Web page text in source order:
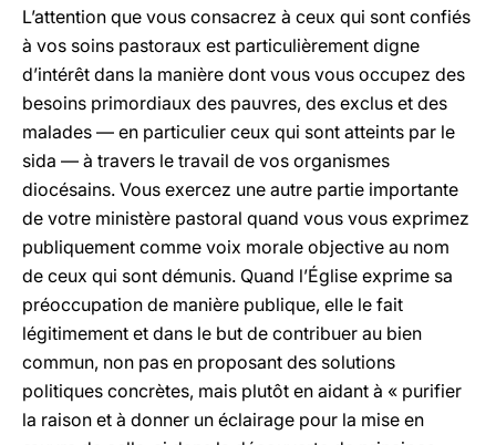
L’attention que vous consacrez à ceux qui sont confiés
à vos soins pastoraux est particulièrement digne
d’intérêt dans la manière dont vous vous occupez des
besoins primordiaux des pauvres, des exclus et des
malades — en particulier ceux qui sont atteints par le
sida — à travers le travail de vos organismes
diocésains. Vous exercez une autre partie importante
de votre ministère pastoral quand vous vous exprimez
publiquement comme voix morale objective au nom
de ceux qui sont démunis. Quand l’Église exprime sa
préoccupation de manière publique, elle le fait
légitimement et dans le but de contribuer au bien
commun, non pas en proposant des solutions
politiques concrètes, mais plutôt en aidant à « purifier
la raison et à donner un éclairage pour la mise en